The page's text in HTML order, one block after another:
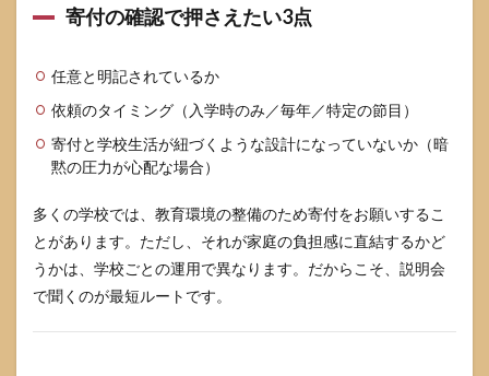
がい
くつ
りま
すが
同じ
です
か
10
にし
た情
報源
寄付の確認で押さえたい3点
任意と明記されているか
依頼のタイミング（入学時のみ／毎年／特定の節目）
寄付と学校生活が紐づくような設計になっていないか（暗
黙の圧力が心配な場合）
多くの学校では、教育環境の整備のため寄付をお願いするこ
とがあります。ただし、それが家庭の負担感に直結するかど
うかは、学校ごとの運用で異なります。だからこそ、説明会
で聞くのが最短ルートです。